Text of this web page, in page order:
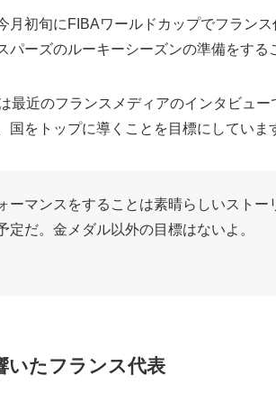
月初旬にFIBAワールドカップでフラン
ーズのルーキーシーズンの準備をする
最近のフランスメディアのインタビュ
をトップに導くことを目標にしていま
ーマンスをすることは素晴らしいストー
定だ。金メダル以外の目標はないよ。
いたフランス代表